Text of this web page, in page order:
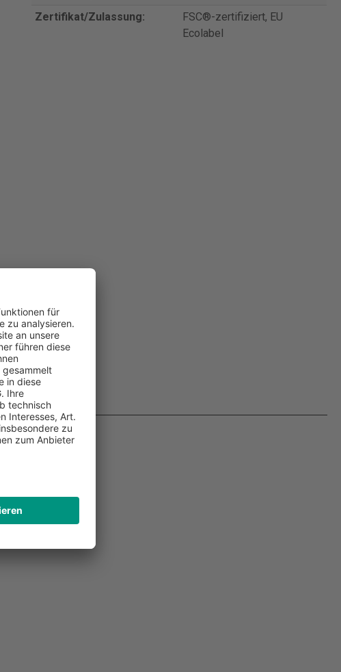
Zertifikat/Zulassung:
FSC®-zertifiziert, EU
Ecolabel